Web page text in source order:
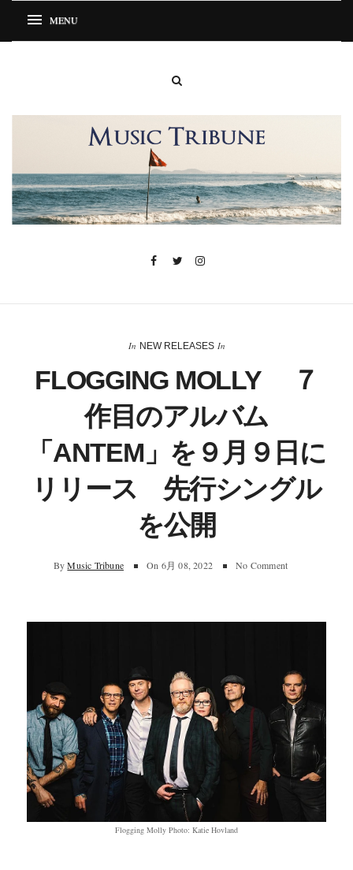
In NEW RELEASES In
FLOGGING MOLLY ７
作目のアルバム
「ANTEM」を９月９日に
リリース 先行シングル
を公開
By Music Tribune On 6月 08, 2022 No Comment
Flogging Molly Photo: Katie Hovland